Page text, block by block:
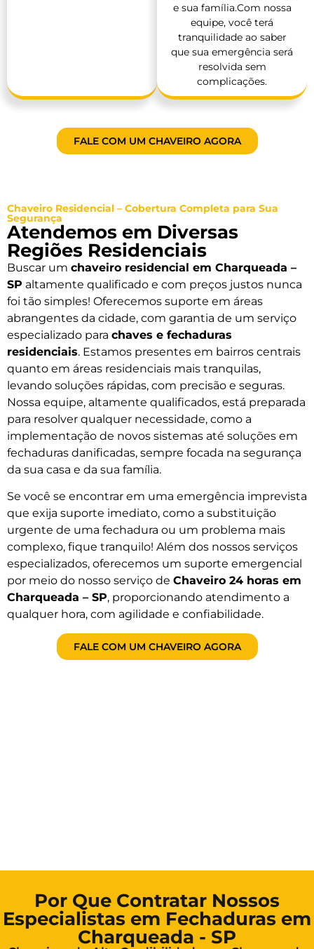
e sua família.Com nossa
equipe, você terá
tranquilidade ao saber
que sua emergência será
resolvida sem
complicações.
FALE COM UM CHAVEIRO AGORA
Chaveiro Residencial – Cobertura Completa para Sua
Segurança
Atendemos em Diversas
Regiões Residenciais
Buscar um chaveiro residencial em Charqueada –
SP altamente qualificado e com preços justos nunca
foi tão simples! Oferecemos suporte em áreas
abrangentes da cidade, com garantia de um serviço
especializado para chaves e fechaduras
residenciais. Estamos presentes em bairros centrais
quanto em áreas residenciais mais tranquilas,
levando soluções rápidas, com precisão e seguras.
Nossa equipe, altamente qualificados, está preparada
para resolver qualquer necessidade, como a
implementação de novos sistemas até soluções em
fechaduras danificadas, sempre focada na segurança
da sua casa e da sua família.
Se você se encontrar em uma emergência imprevista
que exija suporte imediato, como a substituição
urgente de uma fechadura ou um problema mais
complexo, fique tranquilo! Além dos nossos serviços
especializados, oferecemos um suporte emergencial
por meio do nosso serviço de Chaveiro 24 horas em
Charqueada – SP, proporcionando atendimento a
qualquer hora, com agilidade e confiabilidade.
FALE COM UM CHAVEIRO AGORA
Por Que Contratar Nossos
Especialistas em Fechaduras em
Charqueada - SP